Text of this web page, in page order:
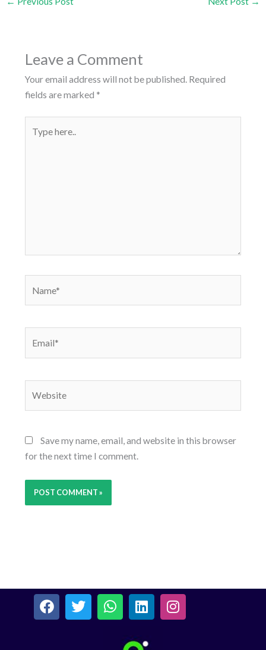
Leave a Comment
Your email address will not be published. Required
fields are marked *
here..
Save my name, email, and website in this browser
for the next time I comment.
F
a
T
w
W
h
L
i
k
I
n